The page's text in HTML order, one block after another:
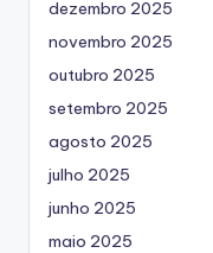
dezembro 2025
novembro 2025
outubro 2025
setembro 2025
agosto 2025
julho 2025
junho 2025
maio 2025